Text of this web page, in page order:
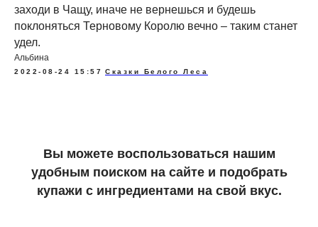
заходи в Чащу, иначе не вернешься и будешь
поклоняться Терновому Королю вечно – таким станет
удел.
Альбина
2022-08-24 15:57 Сказки Белого Леса
Вы можете воспользоваться нашим
удобным поиском на сайте и подобрать
купажи с ингредиентами на свой вкус.